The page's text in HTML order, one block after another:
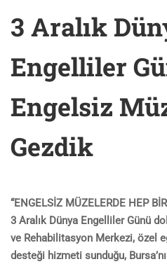
3 Aralık
Engelliler
Engelsiz
Gezdik
“ENGELSİZ MÜZELERDE HEP
3 Aralık Dünya Engelliler Günü
ve Rehabilitasyon Merkezi, özel
desteği hizmeti sunduğu,